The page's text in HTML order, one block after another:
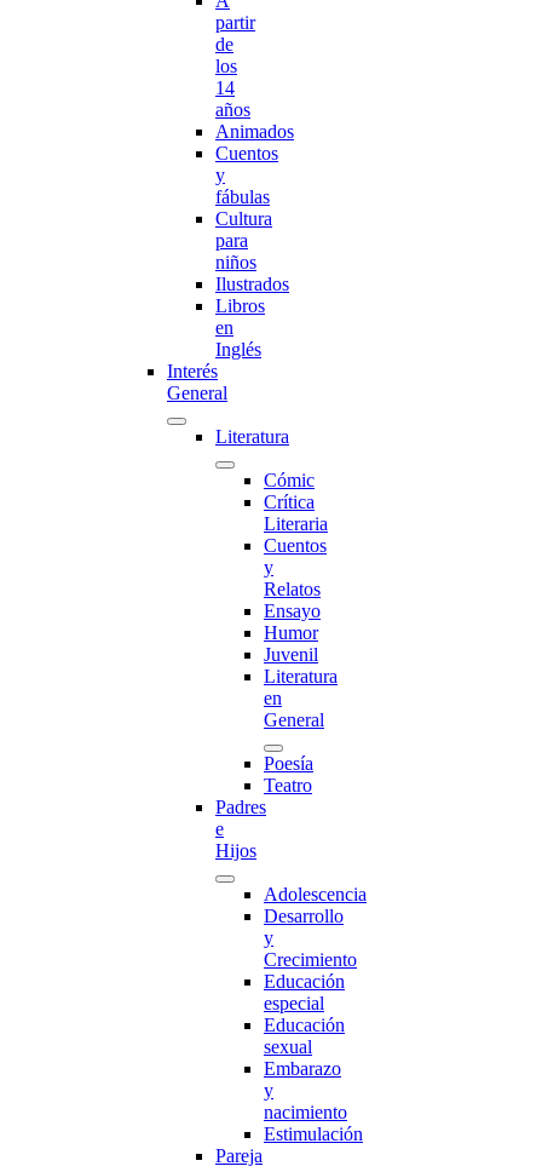
partir
de
los
14
años
Animados
Cuentos
y
fábulas
Cultura
para
niños
Ilustrados
Libros
en
Inglés
Interés
General
Literatura
Cómic
Crítica
Literaria
Cuentos
y
Relatos
Ensayo
Humor
Juvenil
Literatura
en
General
Poesía
Teatro
Padres
e
Hijos
Adolescencia
Desarrollo
y
Crecimiento
Educación
especial
Educación
sexual
Embarazo
y
nacimiento
Estimulación
Pareja